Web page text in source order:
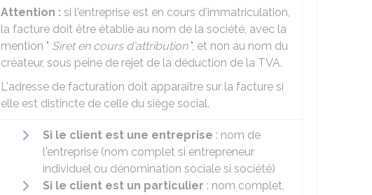
Attention : si l'entreprise est en cours d'immatriculation,
la facture doit être établie au nom de la société, avec la
mention " Siret en cours d'attribution", et non au nom du
créateur, sous peine de rejet de la déduction de la TVA.
L'adresse de facturation doit apparaître sur la facture si
elle est distincte de celle du siège social.
Si le client est une entreprise : nom de
l'entreprise (nom complet si entrepreneur
individuel ou dénomination sociale si société)
Si le client est un particulier : nom complet,